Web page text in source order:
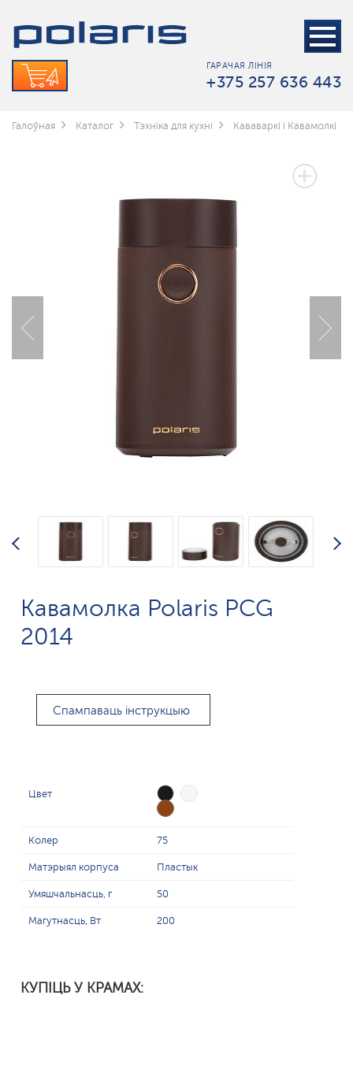
ГАРАЧАЯ ЛІНІЯ
+375 257 636 443
Галоўная Каталог Тэхніка для кухні Кававаркі і Кавамолкі
Кавамолка Polaris PCG
2014
Спампаваць інструкцыю
Цвет
Колер 75
Матэрыял корпуса Пластык
Умяшчальнасць, г 50
Магутнасць, Вт 200
КУПІЦЬ У КРАМАХ: